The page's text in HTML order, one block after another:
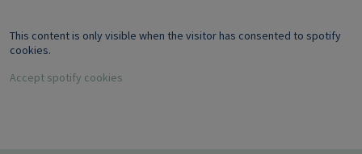
This content is only visible when the visitor has consented to spotify
cookies.
Accept spotify cookies